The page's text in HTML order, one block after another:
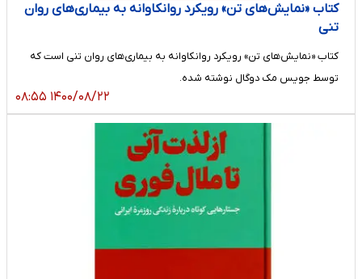
کتاب «نمایش‌های تن» رویکرد روانکاوانه به بیماری‌های روان
تنی
کتاب «نمایش‌های تن» رویکرد روانکاوانه به بیماری‌های روان تنی است که
توسط جویس مک دوگال نوشته شده.
۱۴۰۰/۰۸/۲۲ ۰۸:۵۵